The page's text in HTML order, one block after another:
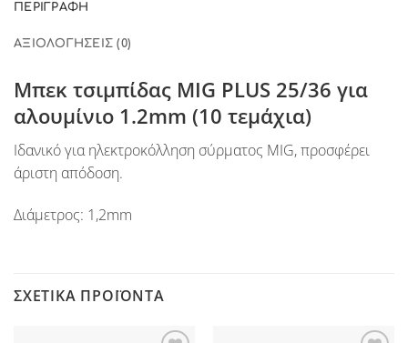
ΠΕΡΙΓΡΑΦΉ
ΑΞΙΟΛΟΓΉΣΕΙΣ (0)
Μπεκ τσιμπίδας MIG PLUS 25/36 για
αλουμίνιο 1.2mm (10 τεμάχια)
Ιδανικό για ηλεκτροκόλληση σύρματος MIG, προσφέρει
άριστη απόδοση.
Διάμετρος: 1,2mm
ΣΧΕΤΙΚΆ ΠΡΟΪΌΝΤΑ